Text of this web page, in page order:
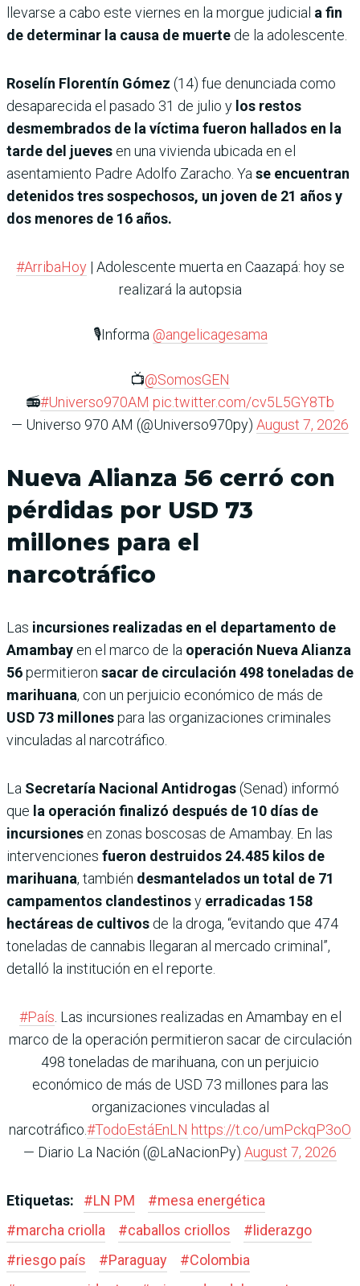
llevarse a cabo este viernes en la morgue judicial a fin
de determinar la causa de muerte de la adolescente.
Roselín Florentín Gómez (14) fue denunciada como
desaparecida el pasado 31 de julio y los restos
desmembrados de la víctima fueron hallados en la
tarde del jueves en una vivienda ubicada en el
asentamiento Padre Adolfo Zaracho. Yase encuentran
detenidos tres sospechosos, un joven de 21 años y
dos menores de 16 años.
#ArribaHoy| Adolescente muerta en Caazapá: hoy se
realizará la autopsia
🎙️Informa @angelicagesama
📺@SomosGEN
📻#Universo970AM pic.twitter.com/cv5L5GY8Tb
— Universo 970 AM (@Universo970py) August 7, 2026
Nueva Alianza 56 cerró con
pérdidas por USD 73
millones para el
narcotráfico
Las incursiones realizadas en el departamento de
Amambay en el marco de la operación Nueva Alianza
56permitieron sacar de circulación 498 toneladas de
marihuana, con un perjuicio económico de más de
USD 73 millonespara las organizaciones criminales
vinculadas al narcotráfico.
La Secretaría Nacional Antidrogas(Senad) informó
que la operación finalizó después de 10 días de
incursiones en zonas boscosas de Amambay. En las
intervenciones fueron destruidos 24.485 kilos de
marihuana, también desmantelados un total de 71
campamentos clandestinosy erradicadas 158
hectáreas de cultivos de la droga, “evitando que 474
toneladas de cannabis llegaran al mercado criminal”,
detalló la institución en el reporte.
#País. Las incursiones realizadas en Amambay en el
marco de la operación permitieron sacar de circulación
498 toneladas de marihuana, con un perjuicio
económico de más de USD 73 millones para las
organizaciones vinculadas al
narcotráfico.#TodoEstáEnLN https://t.co/umPckqP3oO
— Diario La Nación (@LaNacionPy) August 7, 2026
Etiquetas: #LN PM #mesa energética
#marcha criolla #caballos criollos # liderazgo
#riesgo país #Paraguay #Colombia